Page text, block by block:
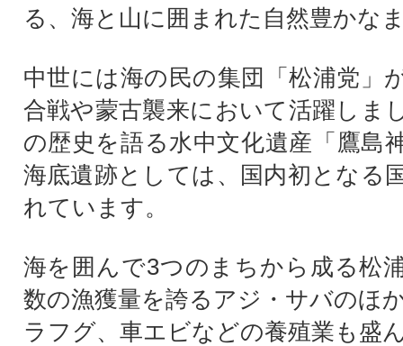
る、海と山に囲まれた自然豊かな
中世には海の民の集団「松浦党」
合戦や蒙古襲来において活躍しま
の歴史を語る水中文化遺産「鷹島
海底遺跡としては、国内初となる
れています。
海を囲んで3つのまちから成る松
数の漁獲量を誇るアジ・サバのほ
ラフグ、車エビなどの養殖業も盛